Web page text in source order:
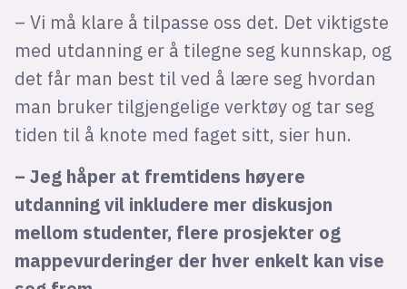
– Vi må klare å tilpasse oss det. Det viktigste
med utdanning er å tilegne seg kunnskap, og
det får man best til ved å lære seg hvordan
man bruker tilgjengelige verktøy og tar seg
tiden til å knote med faget sitt, sier hun.
– Jeg håper at fremtidens høyere
utdanning vil inkludere mer diskusjon
mellom studenter, flere prosjekter og
mappevurderinger der hver enkelt kan vise